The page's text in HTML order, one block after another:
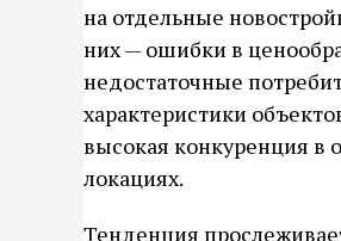
на отдельные
них — ошибки в
недостаточные
характеристики
высокая конкуренция в
локациях.
Тенденция